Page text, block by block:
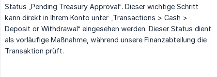
Status „Pending Treasury Approval“. Dieser wichtige Schritt
kann direkt in Ihrem Konto unter „Transactions > Cash >
Deposit or Withdrawal“ eingesehen werden. Dieser Status dient
als vorläufige Maßnahme, während unsere Finanzabteilung die
Transaktion prüft.